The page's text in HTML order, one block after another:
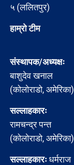
५ (ललितपुर)
हाम्रो टीम
संस्थापक/अध्यक्षः
बाशुदेव खनाल
(कोलोराडो, अमेरिका)
सल्लाहकारः
रामचन्द्र पन्त
(कोलोराडो, अमेरिका)
सल्लाहकारःधर्मराज